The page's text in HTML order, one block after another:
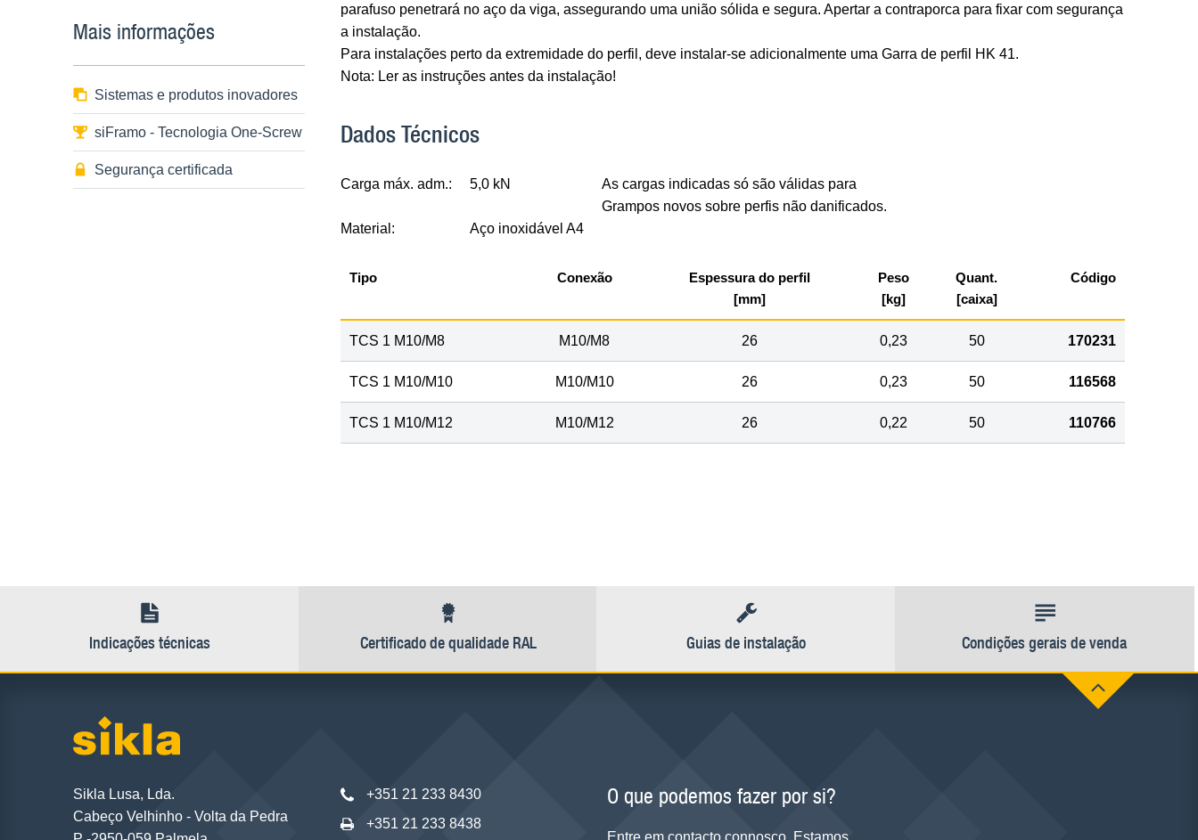
Mais informações
Sistemas e produtos inovadores
siFramo - Tecnologia One-Screw
Segurança certificada
parafuso penetrará no aço da viga, assegurando uma união sólida e segura. Apertar a contraporca para fixar com segurança
a instalação.
Para instalações perto da extremidade do perfil, deve instalar-se adicionalmente uma Garra de perfil HK 41.
Nota: Ler as instruções antes da instalação!
Dados Técnicos
Carga máx. adm.: 5,0 kN
As cargas indicadas só são válidas para
Grampos novos sobre perfis não danificados.
Material:
Aço inoxidável A4
Tipo Conexão
Espessura do perfil
[mm]
Peso
[kg]
Quant.
[caixa]
Código
TCS 1 M10/M8 M10/M8 26 0,23 50 170231
TCS 1 M10/M10 M10/M10 26 0,23 50 116568
TCS 1 M10/M12 M10/M12 26 0,22 50 110766
Indicações técnicas Certificado de qualidade RAL Guias de instalação Condições gerais de venda
Sikla Lusa, Lda.
Cabeço Velhinho - Volta da Pedra
+351 21 233 8430
+351 21 233 8438
O que podemos fazer por si?
Entre em contacto connosco. Estamos